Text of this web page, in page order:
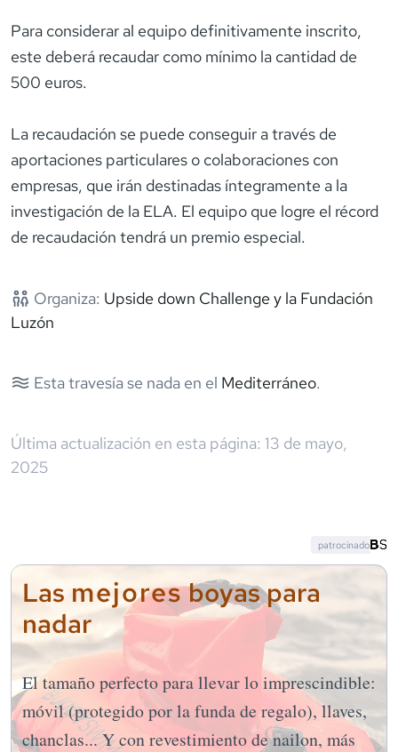
Para considerar al equipo definitivamente inscrito,
este deberá recaudar como mínimo la cantidad de
500 euros.
La recaudación se puede conseguir a través de
aportaciones particulares o colaboraciones con
empresas, que irán destinadas íntegramente a la
investigación de la ELA. El equipo que logre el récord
de recaudación tendrá un premio especial.
Organiza: Upside down Challenge y la Fundación
Luzón
Esta travesía se nada en el Mediterráneo.
Última actualización en esta página: 13 de mayo,
2025
Las mejoresboyas para
nadar
El tamaño perfecto para llevar lo imprescindible:
móvil (protegido por la funda de regalo), llaves,
chanclas... Y con revestimiento de nailon, más
patrocinado